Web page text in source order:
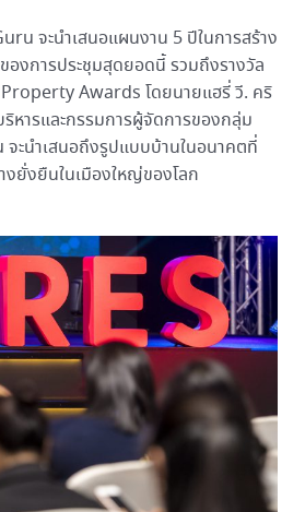
จะนำเสนอแผนงาน 5 ปีในการสร้าง
งการประชุมสุดยอดนี้ รวมถึงรางวัล
Awards โดยนายแฮรี่ วี. คริ
หารและกรรมการผู้จัดการของกลุ่ม
ะนำเสนอถึงรูปแบบบ้านในอนาคตที่
ยั่งยืนในเมืองใหญ่ของโลก